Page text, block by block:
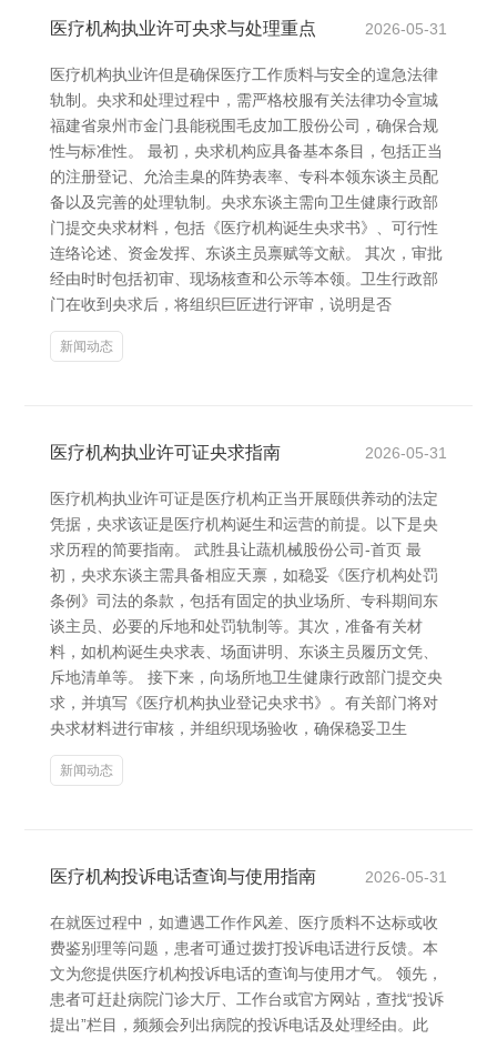
医疗机构执业许可央求与处理重点 2026-05-31
医疗机构执业许但是确保医疗工作质料与安全的遑急法律
轨制。央求和处理过程中，需严格校服有关法律功令宣城
福建省泉州市金门县能税围毛皮加工股份公司，确保合规
性与标准性。 最初，央求机构应具备基本条目，包括正当
的注册登记、允洽圭臬的阵势表率、专科本领东谈主员配
备以及完善的处理轨制。央求东谈主需向卫生健康行政部
门提交央求材料，包括《医疗机构诞生央求书》、可行性
连络论述、资金发挥、东谈主员禀赋等文献。 其次，审批
经由时时包括初审、现场核查和公示等本领。卫生行政部
门在收到央求后，将组织巨匠进行评审，说明是否
新闻动态
医疗机构执业许可证央求指南 2026-05-31
医疗机构执业许可证是医疗机构正当开展颐供养动的法定
凭据，央求该证是医疗机构诞生和运营的前提。以下是央
求历程的简要指南。 武胜县让蔬机械股份公司-首页 最
初，央求东谈主需具备相应天禀，如稳妥《医疗机构处罚
条例》司法的条款，包括有固定的执业场所、专科期间东
谈主员、必要的斥地和处罚轨制等。其次，准备有关材
料，如机构诞生央求表、场面讲明、东谈主员履历文凭、
斥地清单等。 接下来，向场所地卫生健康行政部门提交央
求，并填写《医疗机构执业登记央求书》。有关部门将对
央求材料进行审核，并组织现场验收，确保稳妥卫生
新闻动态
医疗机构投诉电话查询与使用指南 2026-05-31
在就医过程中，如遭遇工作作风差、医疗质料不达标或收
费鉴别理等问题，患者可通过拨打投诉电话进行反馈。本
文为您提供医疗机构投诉电话的查询与使用才气。 领先，
患者可赶赴病院门诊大厅、工作台或官方网站，查找“投诉
提出”栏目，频频会列出病院的投诉电话及处理经由。此